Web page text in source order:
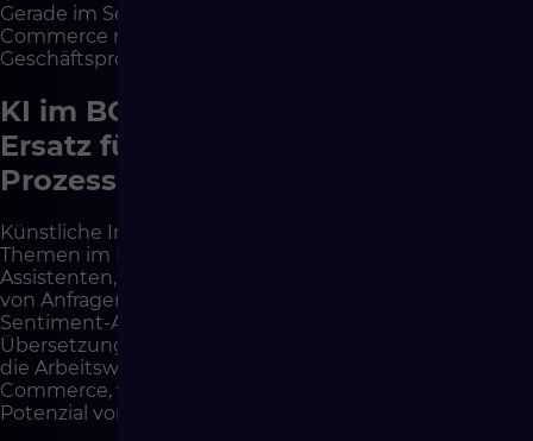
Gerade im Service nach dem Kauf wird sichtbar, ob E-
Commerce nur ein Vertriebskanal oder ein integrierter
Geschäftsprozess ist.
KI im BOK: Chance, aber kein
Ersatz für einen gut gestalteten
Prozess
Künstliche Intelligenz ist zu einem der wichtigsten
Themen im Kundenservice geworden. Chatbots, KI-
Assistenten, automatische Antworten, Klassifizierung
von Anfragen, Gesprächszusammenfassungen,
Sentiment-Analyse, Generierung von Vorlagen,
Übersetzungen und intelligente Wissenssuche können
die Arbeitsweise von BOK deutlich verändern. Im E-
Commerce, wo viele Fragen wiederkehrend sind, ist das
Potenzial von KI besonders groß.